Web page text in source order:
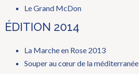
Le Grand McDon
ÉDITION 2014
La Marche en Rose 2013
Souper au cœur de la méditerranée